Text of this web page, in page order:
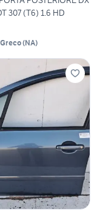
307 (T6) 1.6 HD
(NA)